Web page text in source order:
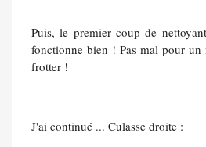
Puis, le premier coup de
fonctionne bien ! Pas mal pour un
frotter !
J'ai continué ... Culasse droite :